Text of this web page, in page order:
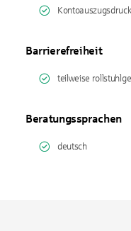
Barrierefreiheit
teilweise
Beratungssprachen
deutsch